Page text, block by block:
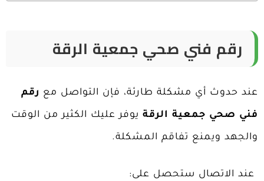
رقم فني صحي جمعية الرقة
عند حدوث أي مشكلة طارئة، فإن التواصل مع رقم
فني صحي جمعية الرقة يوفر عليك الكثير من الوقت
والجهد ويمنع تفاقم المشكلة.
عند الاتصال ستحصل على: